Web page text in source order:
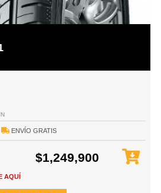
ENVÍO GRATIS
$1,249,900
AQUÍ